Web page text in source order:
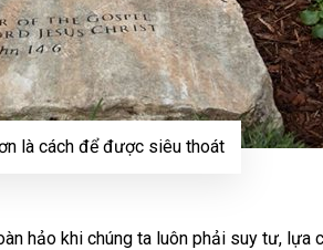
là cách để được siêu thoát
hảo khi chúng ta luôn phải suy tư, lựa